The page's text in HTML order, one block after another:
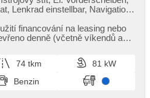
Lenkrad einstellbar, Navigation,
El. Spiegel, beheizte
mit
El. Klappspiegel, Heck LED
ABS, Antriebsschlupfregelung
Wegfahrsperre,
financování na leasing nebo
denně (včetně víkendů a
74 tkm
81 kW
Benzin